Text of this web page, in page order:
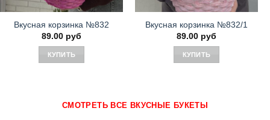
Вкусная корзинка №832
89.00 руб
КУПИТЬ
Вкусная корзинка №832/1
89.00 руб
КУПИТЬ
СМОТРЕТЬ ВСЕ ВКУСНЫЕ БУКЕТЫ